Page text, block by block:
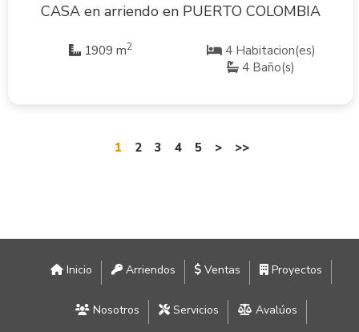
CASA en arriendo en PUERTO COLOMBIA
1909 m2
4 Habitacion(es)
4 Baño(s)
1 2 3 4 5 > >>
Inicio Arriendos Ventas Proyectos
Nosotros Servicios Avalúos